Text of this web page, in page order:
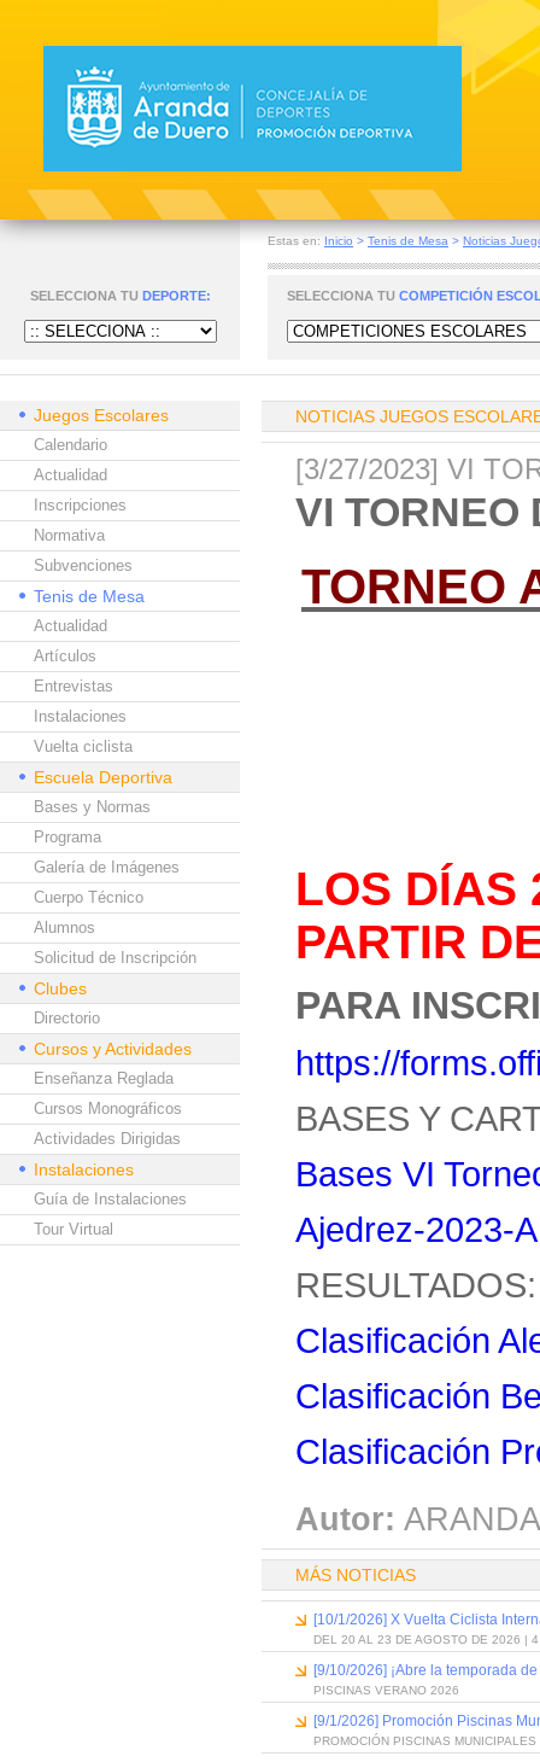
Estas en: Inicio > Tenis de Mesa > Noticias
SELECCIONA TU DEPORTE: SELECCIONA TU COMPETICIÓN
Juegos Escolares
Calendario
Actualidad
Inscripciones
Normativa
Subvenciones
Tenis de Mesa
Actualidad
Artículos
Entrevistas
Instalaciones
Vuelta ciclista
Escuela Deportiva
Bases y Normas
Programa
Galería de Imágenes
Cuerpo Técnico
Alumnos
Solicitud de Inscripción
Clubes
Directorio
Cursos y Actividades
Enseñanza Reglada
Cursos Monográficos
Actividades Dirigidas
Instalaciones
Guía de Instalaciones
Tour Virtual
NOTICIAS JUEGOS
[3/27/2023] VI
VI TORNEO
TORNEO
LOS DÍAS
PARTIR
PARA
https://
BASES Y
Bases VI
Ajedrez-2023-
RESULTADOS:
Clasificación
Clasificación
Clasificación
Autor:
MÁS NOTICIAS
[10/1/2026] X Vuelta Ciclista
DEL 20 AL 23 DE AGOSTO DE 2026 | 4
[9/10/2026] ¡Abre la temporada
PISCINAS VERANO 2026
[9/1/2026] Promoción Piscinas
PROMOCIÓN PISCINAS